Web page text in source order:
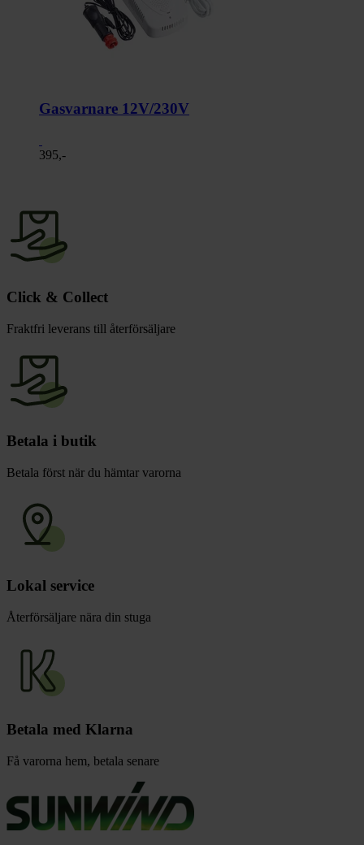
Gasvarnare 12V/230V
395,-
Click & Collect
Fraktfri leverans till återförsäljare
Betala i butik
Betala först när du hämtar varorna
Lokal service
Återförsäljare nära din stuga
Betala med Klarna
Få varorna hem, betala senare